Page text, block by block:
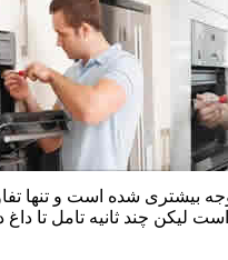
بیشتری شده است و تنها
چند ثانیه تامل تا داغ